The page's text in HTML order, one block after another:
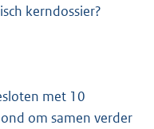
kerndossier?
met 10
om samen verder